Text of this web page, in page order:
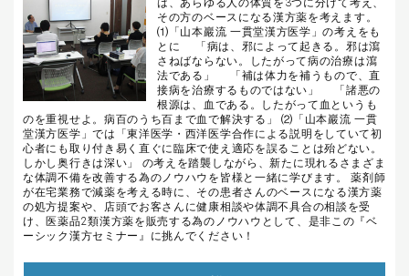
は、あらゆる人の体質を3つに分けて考え、
その方のベースになる漢方薬を考えます。
⑴「山本巖流 一貫堂漢方医学」の考えをも
とに 「病は、邪によって起きる。邪は瀉
さねばならない。したがって病の治療は瀉
法である」 「補は体力を補うもので、直
接病を治療するものではない」 「諸悪の
根源は、血である。したがって血というも
のを重視せよ。病百のうち百まで血で解決する」 ⑵「山本巖流 一貫
堂漢方医学」では「東洋医学・西洋医学合作による説明をしていて初
心者にも取り付き易く直ぐに臨床で使え適応を誤ることは殆どない。
しかし奥行きは深い」 の考えを踏襲しながら、新たに現れるさまざま
な体調不備を改善する為のノウハウを皆様と一緒に学びます。 薬剤師
が在宅業務で減薬を考える時に、その患者さんのベースになる漢方薬
の処方提案や、店頭でお客さんに健康相談や体調不具合の相談を受
け、医薬品2類漢方薬を販売する為のノウハウとして、是非この『ベ
ーシック漢方セミナー』に挑んでください！